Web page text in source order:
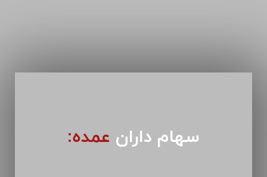
سهام داران عمده: